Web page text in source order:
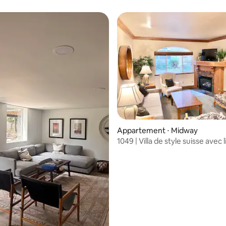
Appartement ⋅ Midway
1049 | Villa de style suisse avec